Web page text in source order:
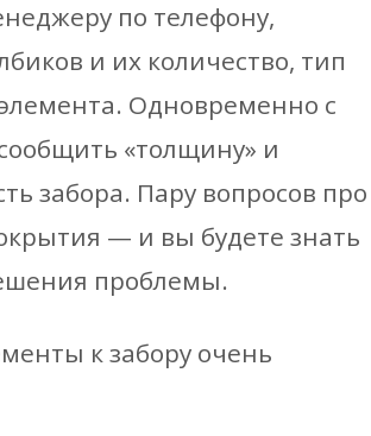
по телефону,
и их количество, тип
Одновременно с
«толщину» и
забора. Пару вопросов про
— и вы будете знать
проблемы.
к забору очень